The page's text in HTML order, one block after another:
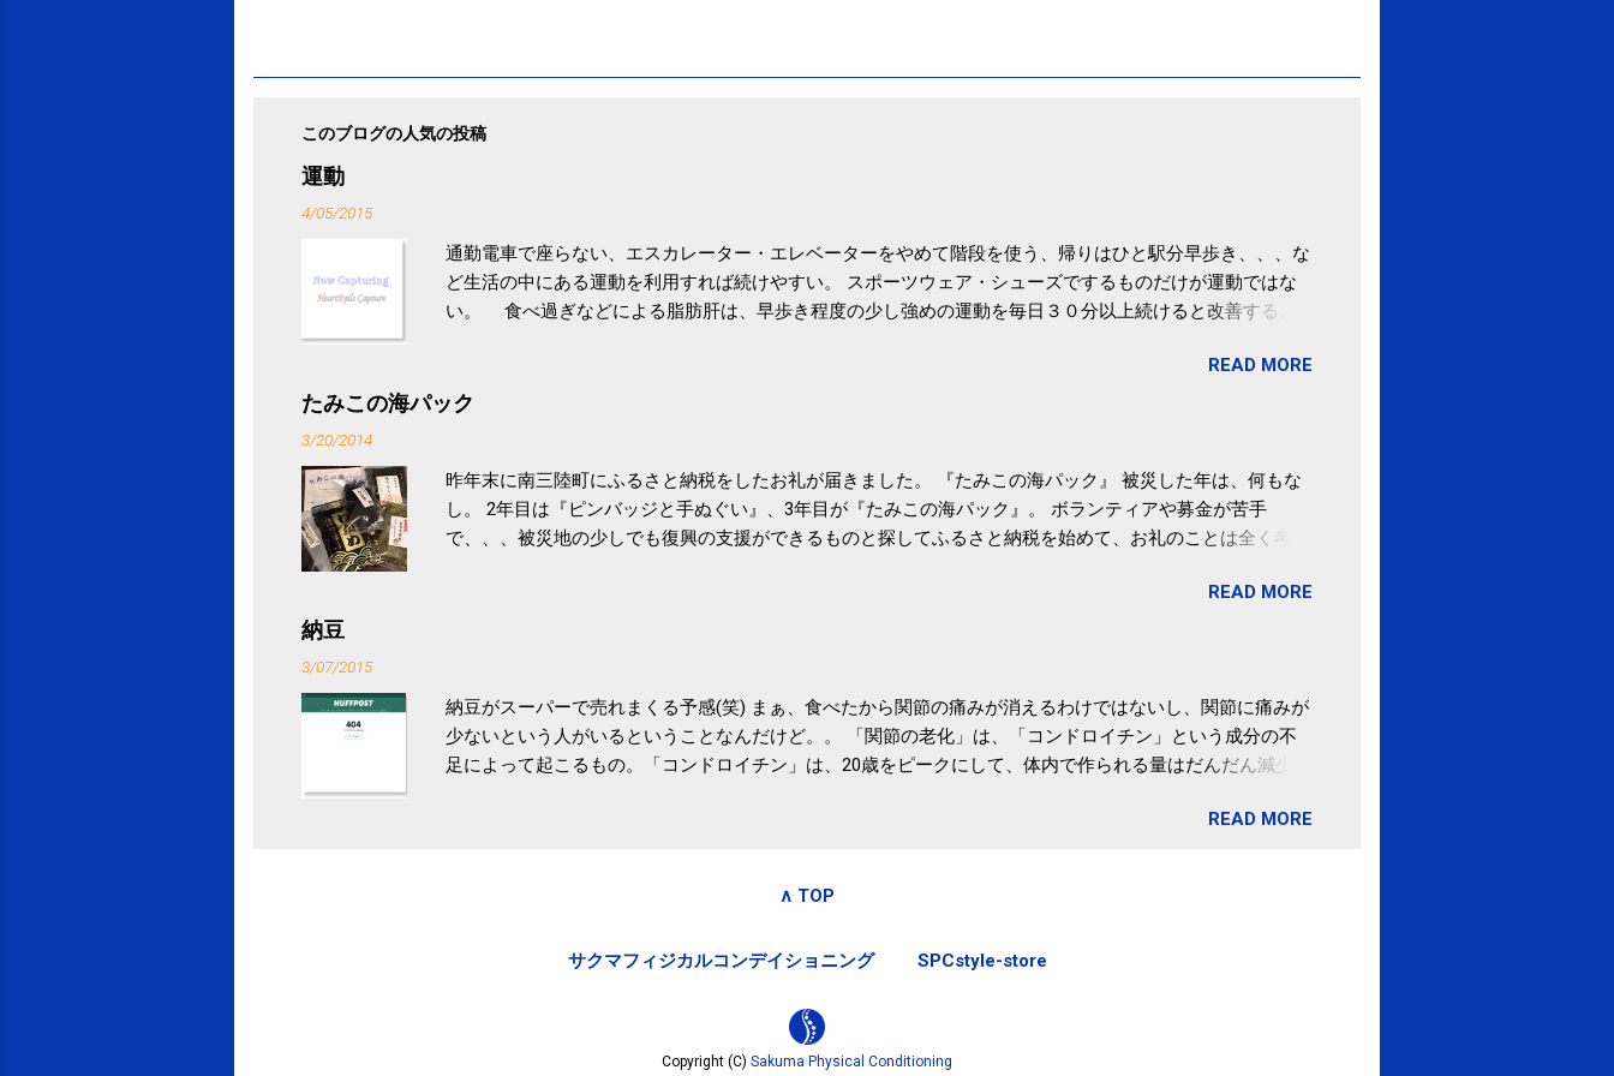
このブログの人気の投稿
運動
4/05/2015
通勤電車で座らない、エスカレーター・エレベーターをやめて階段を使う、帰りはひと駅分早歩き、、、な
ど生活の中にある運動を利用すれば続けやすい。 スポーツウェア・シューズでするものだけが運動ではな
い。 食べ過ぎなどによる脂肪肝は、早歩き程度の少し強めの運動を毎日３０分以上続けると改善する、
ル性脂肪性肝疾患。体重は減らなくても効果があるという。 正田教授は「汗ばむ程度の運動を毎日３０分
続けることが有用」としている。 脂肪肝、毎日３０分の早歩きで改善 筑波大「減量しなくても効果」 -
READ MORE
たみこの海パック
3/20/2014
昨年末に南三陸町にふるさと納税をしたお礼が届きました。 『たみこの海パック』 被災した年は、何もな
し。 2年目は『ピンバッジと手ぬぐい』、3年目が『たみこの海パック』。 ボランティアや募金が苦手
で、、、被災地の少しでも復興の支援ができるものと探してふるさと納税を始めて、お礼のことは全く考え
税になるということもあって始めたのですが、節税になるほど稼げていないのでこちらの目的は......。 総務
READ MORE
納豆
3/07/2015
納豆がスーパーで売れまくる予感(笑) まぁ、食べたから関節の痛みが消えるわけではないし、関節に痛みが
少ないという人がいるということなんだけど。。 「関節の老化」は、「コンドロイチン」という成分の不
足によって起こるもの。「コンドロイチン」は、20歳をピークにして、体内で作られる量はだんだん減少し
いためには、食生活で「コンドロイチン」を補うことが大切。そして「コンドロイチン」という成分は、納
豆」！ 1日1パックでコンドロイチン補給 | セルフドクターニュース 賞味期限は気にしたことがなかった。
味しい食べかた」は、 ・賞味期限ギリギリで食べる。 ・白い泡が全体に行き渡る程度かき混ぜる。 ・タレ
目安が30回～40回程度。 またタレ・薬味は納豆をかき混ぜたあとに入れたほうが、納豆のふわふわ感がよ
り一層引き立つそうです。 関節の痛み・体のゆがみ予防には「納豆」！ 1日1パックでコンドロイチン補
READ MORE
∧ TOP
サクマフィジカルコンデイショニング SPCstyle-store
Copyright (C) Sakuma Physical Conditioning